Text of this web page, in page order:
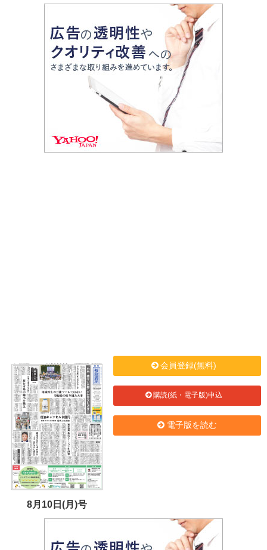
8月10日(月)号
会員登録(無料)
購読(紙・電子版)申込
電子版を読む